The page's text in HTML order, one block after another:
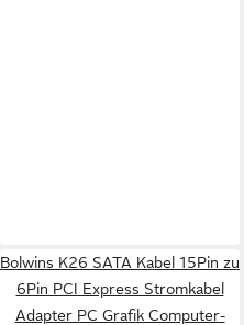
Bolwins K26 SATA Kabel 15Pin zu
6Pin PCI Express Stromkabel
Adapter PC Grafik Computer-